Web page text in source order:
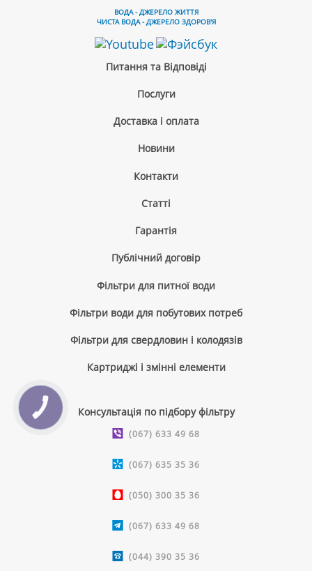
ВОДА - ДЖЕРЕЛО ЖИТТЯ
ЧИСТА ВОДА - ДЖЕРЕЛО ЗДОРОВ'Я
Питання та Відповіді
Послуги
Доставка і оплата
Новини
Контакти
Cтатті
Гарантія
Публічний договір
Фільтри для питної води
Фільтри води для побутових потреб
Фільтри для свердловин і колодязів
Картриджі і змінні елементи
Консультація по підбору фільтру
(067) 633 49 68
(067) 635 35 36
(050) 300 35 36
(067) 633 49 68
(044) 390 35 36
КНОПКА
ЗВ'ЯЗКУ